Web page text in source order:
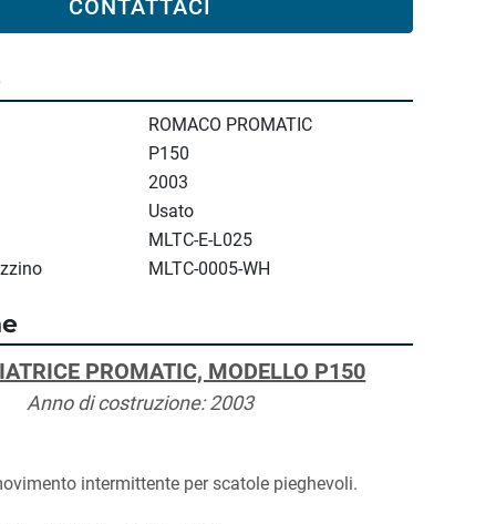
CONTATTACI
ROMACO PROMATIC
P150
2003
Usato
MLTC-E-L025
MLTC-0005-WH
PROMATIC, MODELLO P150
Anno di costruzione: 2003
intermittente per scatole pieghevoli.